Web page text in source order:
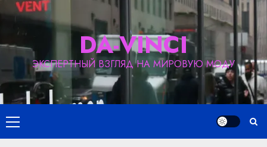
Skip
content
DA-VINCI
ЭКСПЕРТНЫЙ ВЗГЛЯД НА МИРОВУЮ МОДУ
Primary
Menu